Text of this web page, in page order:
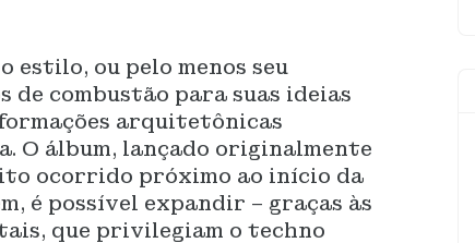
estilo, ou pelo menos seu
de combustão para suas ideias
arquitetônicas
O álbum, lançado originalmente
ocorrido próximo ao início da
é possível expandir – graças às
que privilegiam o techno